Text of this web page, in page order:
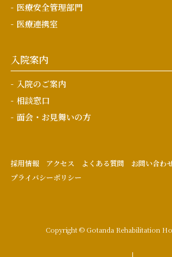
医療安全管理部門
医療連携室
入院案内
入院のご案内
相談窓口
面会・お見舞いの方
採用情報 アクセス よくある質問 お問い合わ
プライバシーポリシー
Copyright © Gotanda Rehabilitation